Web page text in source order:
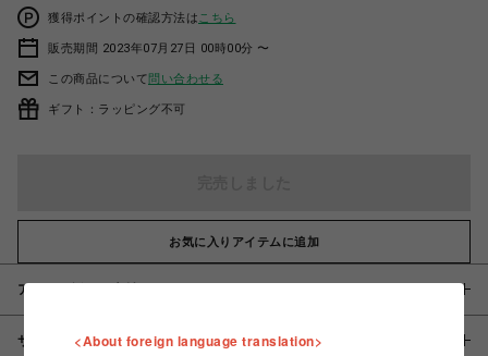
獲得ポイントの確認方法は こちら
販売期間 2023年07月27日 00時00分 〜
この商品について問い合わせる
ギフト：ラッピング不可
お気に入りアイテムに追加
アイテム説明 / 素材
サイズ <About foreign language translation>